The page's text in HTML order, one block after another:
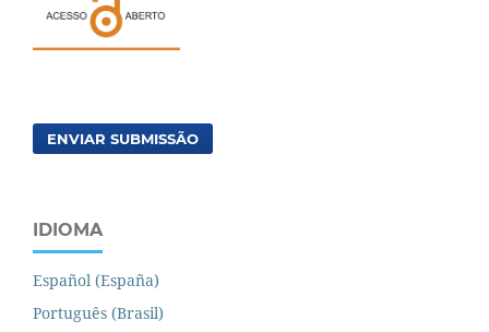
ENVIAR SUBMISSÃO
IDIOMA
Español (España)
Português (Brasil)